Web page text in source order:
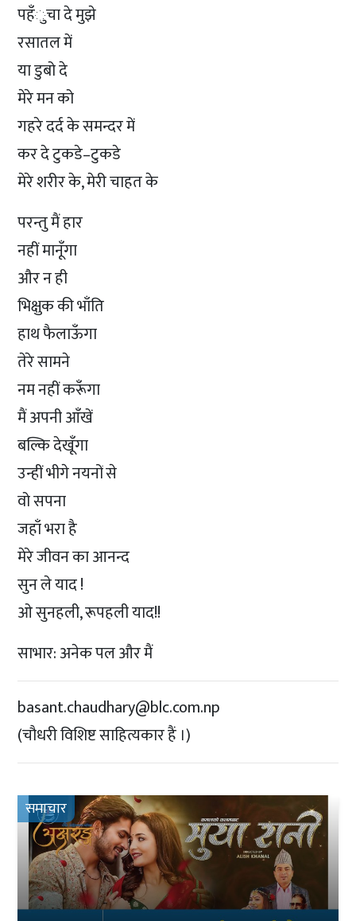
पहँुचा दे मुझे
रसातल में
या डुबो दे
मेरे मन को
गहरे दर्द के समन्दर में
कर दे टुकडे–टुकडे
मेरे शरीर के, मेरी चाहत के
परन्तु मैं हार
नहीं मानूँगा
और न ही
भिक्षुक की भाँति
हाथ फैलाऊँगा
तेरे सामने
नम नहीं करूँगा
मैं अपनी आँखें
बल्कि देखूँगा
उन्हीं भीगे नयनों से
वो सपना
जहाँ भरा है
मेरे जीवन का आनन्द
सुन ले याद !
ओ सुनहली, रूपहली याद!!
साभार: अनेक पल और मैं
basant.chaudhary@blc.com.np
(चौधरी विशिष्ट साहित्यकार हैं ।)
समाचार